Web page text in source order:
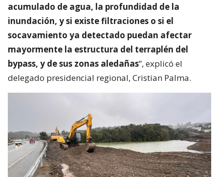
acumulado de agua, la profundidad de la
inundación, y si existe filtraciones o si el
socavamiento ya detectado puedan afectar
mayormente la estructura del terraplén del
bypass, y de sus zonas aledañas”, explicó el
delegado presidencial regional, Cristian Palma.